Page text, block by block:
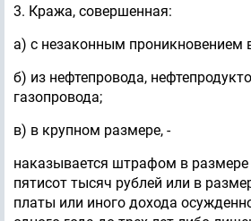
3. Кража, совершенная:
а) с незаконным проникновением
б) из нефтепровода,
газопровода;
в) в крупном размере, -
наказывается штрафом в размере
пятисот тысяч рублей или в
платы или иного дохода